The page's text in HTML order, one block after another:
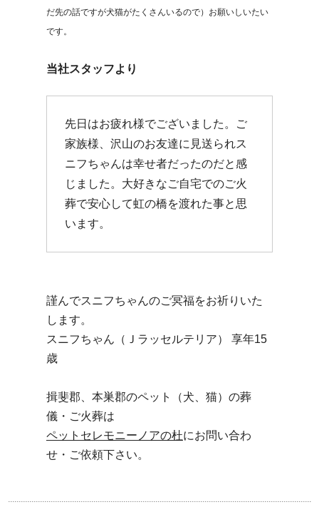
だ先の話ですが犬猫がたくさんいるので）お願いしいたい
です。
当社スタッフより
先日はお疲れ様でございました。ご
家族様、沢山のお友達に見送られス
ニフちゃんは幸せ者だったのだと感
じました。大好きなご自宅でのご火
葬で安心して虹の橋を渡れた事と思
います。
謹んでスニフちゃんのご冥福をお祈りいた
します。
スニフちゃん（Ｊラッセルテリア） 享年15
歳
揖斐郡、本巣郡のペット（犬、猫）の葬
儀・ご火葬は
ペットセレモニーノアの杜にお問い合わ
せ・ご依頼下さい。